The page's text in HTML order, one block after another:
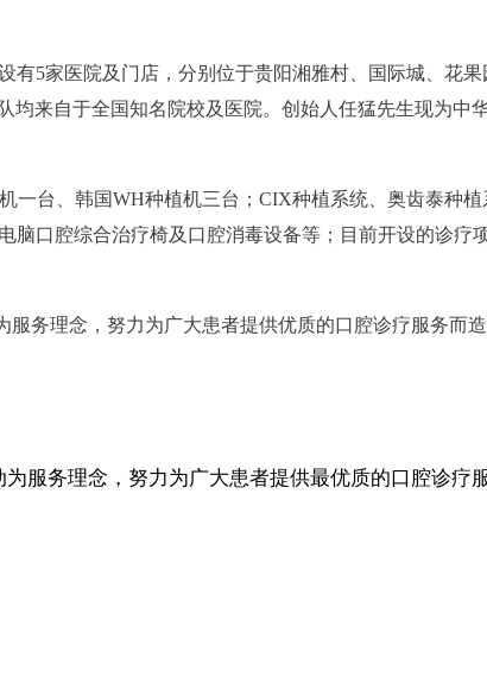
5家医院及门店，分别位于贵阳湘雅村、国际城、花
来自于全国知名院校及医院。创始人任猛先生现为中
台、韩国WH种植机三台；CIX种植系统、奥齿泰种
口腔综合治疗椅及口腔消毒设备等；目前开设的诊疗
务理念，努力为广大患者提供优质的口腔诊疗服务而
服务理念，努力为广大患者提供最优质的口腔诊疗